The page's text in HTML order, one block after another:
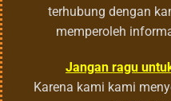
terhubung dengan
memperoleh
Jangan ragu
Karena kami kami